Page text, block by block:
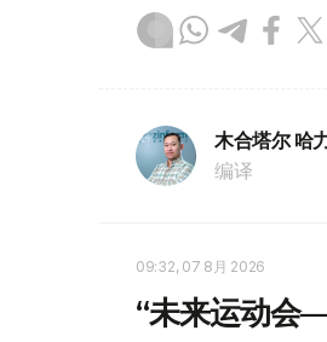
木合塔尔 哈
编译
09:32, 07 8月 2026
“未来运动会